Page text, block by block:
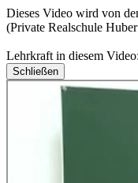
Dieses Video wird von
(Private Realschule
Lehrkraft in diesem
Schließen